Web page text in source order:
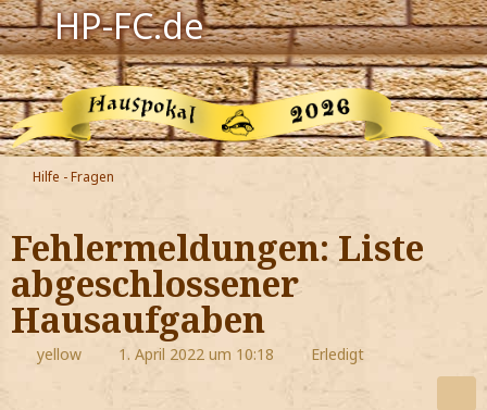
HP-FC.de
Navigation
Harry Potter
Der HP-FC
Hogwarts
Zauberwelt
Willkommen
Jetzt Fanclub-Mitglied werden!
Hilfe - Fragen
Fehlermeldungen: Liste
abgeschlossener
Hausaufgaben
yellow 1. April 2022 um 10:18 Erledigt